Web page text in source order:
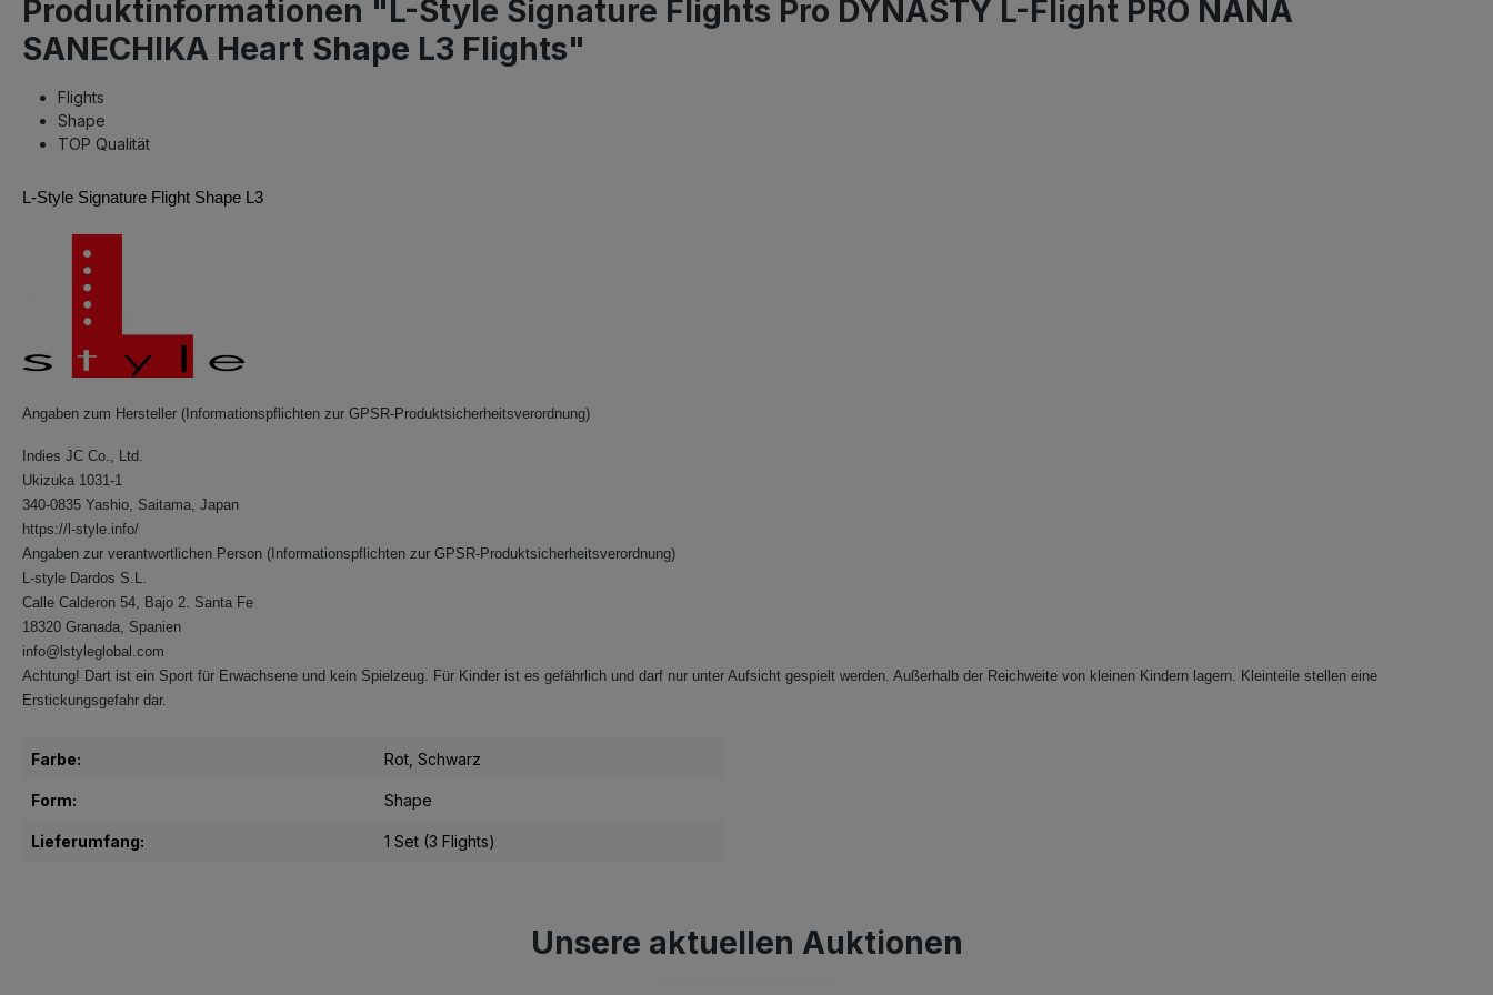
Produktinformationen "L-Style Signature Flights Pro DYNASTY L-Flight PRO NANA
SANECHIKA Heart Shape L3 Flights"
Flights
Shape
TOP Qualität
L-Style Signature Flight Shape L3
Angaben zum Hersteller (Informationspflichten zur GPSR-Produktsicherheitsverordnung)
Indies JC Co., Ltd.
Ukizuka 1031-1
340-0835 Yashio, Saitama, Japan
https://l-style.info/
Angaben zur verantwortlichen Person (Informationspflichten zur GPSR-Produktsicherheitsverordnung)
L-style Dardos S.L.
Calle Calderon 54, Bajo 2. Santa Fe
18320 Granada, Spanien
info@lstyleglobal.com
Achtung! Dart ist ein Sport für Erwachsene und kein Spielzeug. Für Kinder ist es gefährlich und darf nur unter Aufsicht gespielt werden. Außerhalb der Reichweite von kleinen Kindern lagern. Kleinteile stellen eine
Erstickungsgefahr dar.
Farbe: Rot , Schwarz
Form: Shape
Lieferumfang: 1 Set (3 Flights)
Unsere aktuellen Auktionen